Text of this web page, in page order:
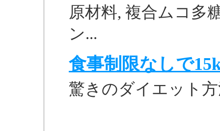
原材料, 複合ムコ多
ン...
食事制限なしで
驚きのダイエット